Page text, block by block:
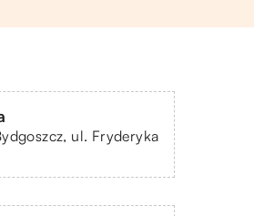
ul. Fryderyka